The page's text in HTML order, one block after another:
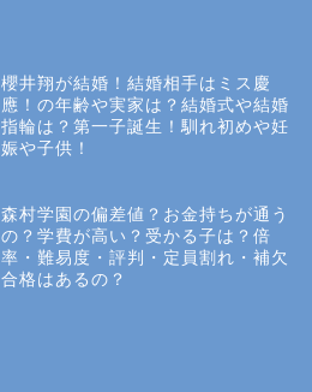
櫻井翔が結婚！結婚相手はミス慶
應！の年齢や実家は？結婚式や結婚
指輪は？第一子誕生！馴れ初めや妊
娠や子供！
森村学園の偏差値？お金持ちが通う
の？学費が高い？受かる子は？倍
率・難易度・評判・定員割れ・補欠
合格はあるの？